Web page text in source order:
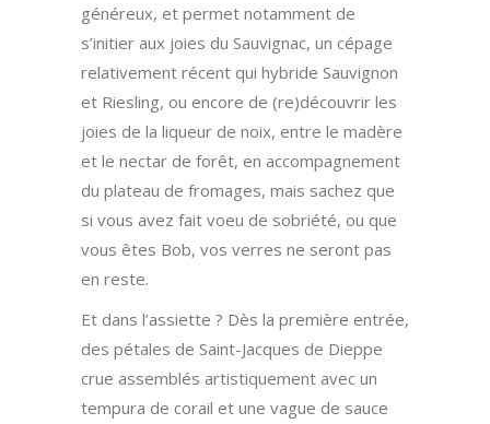
généreux, et permet notamment de
s’initier aux joies du Sauvignac, un cépage
relativement récent qui hybride Sauvignon
et Riesling, ou encore de (re)découvrir les
joies de la liqueur de noix, entre le madère
et le nectar de forêt, en accompagnement
du plateau de fromages, mais sachez que
si vous avez fait voeu de sobriété, ou que
vous êtes Bob, vos verres ne seront pas
en reste.
Et dans l’assiette ? Dès la première entrée,
des pétales de Saint-Jacques de Dieppe
crue assemblés artistiquement avec un
tempura de corail et une vague de sauce